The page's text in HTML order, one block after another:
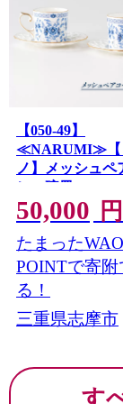
【050-49】
≪NARUMI≫【
ノ】メッシュペ
ヒー碗皿*
50,000 円
たまった
POINTで寄附
る！
三重県志摩市
す